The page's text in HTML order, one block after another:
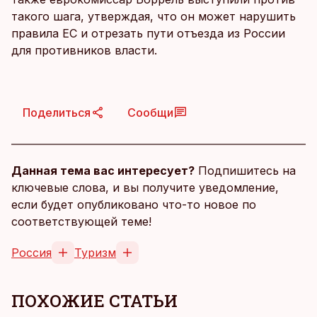
такого шага, утверждая, что он может нарушить
правила ЕС и отрезать пути отъезда из России
для противников власти.
Поделиться Сообщи
Данная тема вас интересует? Подпишитесь на
ключевые слова, и вы получите уведомление,
если будет опубликовано что-то новое по
соответствующей теме!
Россия Туризм
ПОХОЖИЕ СТАТЬИ